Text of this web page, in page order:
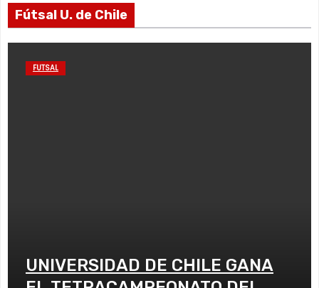
Fútsal U. de Chile
FUTSAL
UNIVERSIDAD DE CHILE GANA